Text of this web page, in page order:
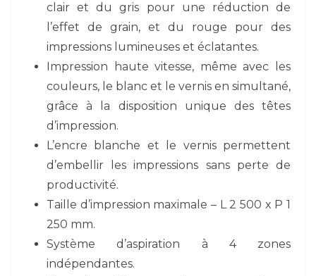
clair et du gris pour une réduction de
l’effet de grain, et du rouge pour des
impressions lumineuses et éclatantes.
Impression haute vitesse, même avec les
couleurs, le blanc et le vernis en simultané,
grâce à la disposition unique des têtes
d’impression.
L’encre blanche et le vernis permettent
d’embellir les impressions sans perte de
productivité.
Taille d’impression maximale – L 2 500 x P 1
250 mm.
Système d’aspiration à 4 zones
indépendantes.